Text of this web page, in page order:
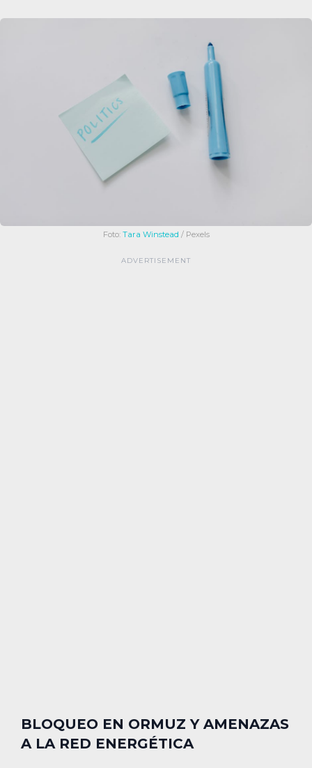
Foto: Tara Winstead / Pexels
BLOQUEO EN ORMUZ Y AMENAZAS
A LA RED ENERGÉTICA